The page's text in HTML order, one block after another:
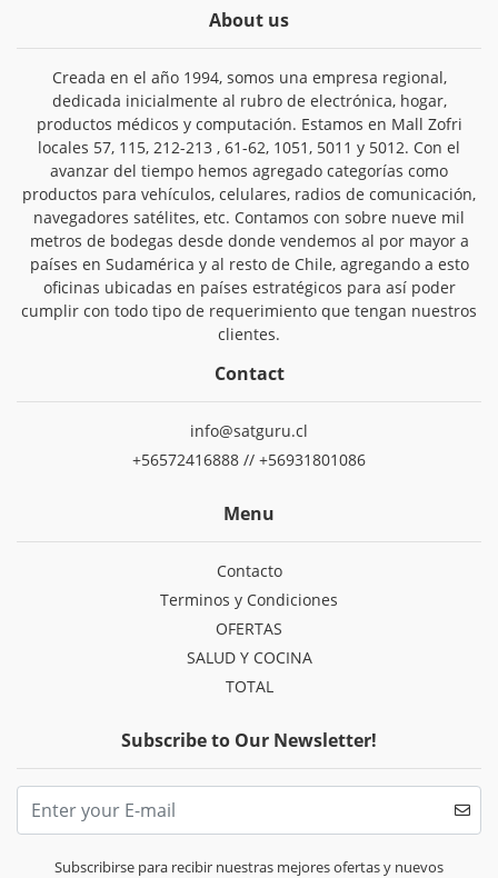
About us
Creada en el año 1994, somos una empresa regional,
dedicada inicialmente al rubro de electrónica, hogar,
productos médicos y computación. Estamos en Mall Zofri
locales 57, 115, 212-213 , 61-62, 1051, 5011 y 5012. Con el
avanzar del tiempo hemos agregado categorías como
productos para vehículos, celulares, radios de comunicación,
navegadores satélites, etc. Contamos con sobre nueve mil
metros de bodegas desde donde vendemos al por mayor a
países en Sudamérica y al resto de Chile, agregando a esto
oficinas ubicadas en países estratégicos para así poder
cumplir con todo tipo de requerimiento que tengan nuestros
clientes.
Contact
info@satguru.cl
+56572416888 // +56931801086
Menu
Contacto
Terminos y Condiciones
OFERTAS
SALUD Y COCINA
TOTAL
Subscribe to Our Newsletter!
Subscribirse para recibir nuestras mejores ofertas y nuevos